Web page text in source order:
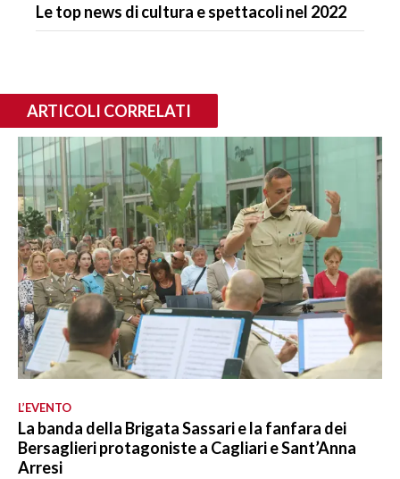
Le top news di cultura e spettacoli nel 2022
ARTICOLI CORRELATI
L’EVENTO
La banda della Brigata Sassari e la fanfara dei
Bersaglieri protagoniste a Cagliari e Sant’Anna
Arresi